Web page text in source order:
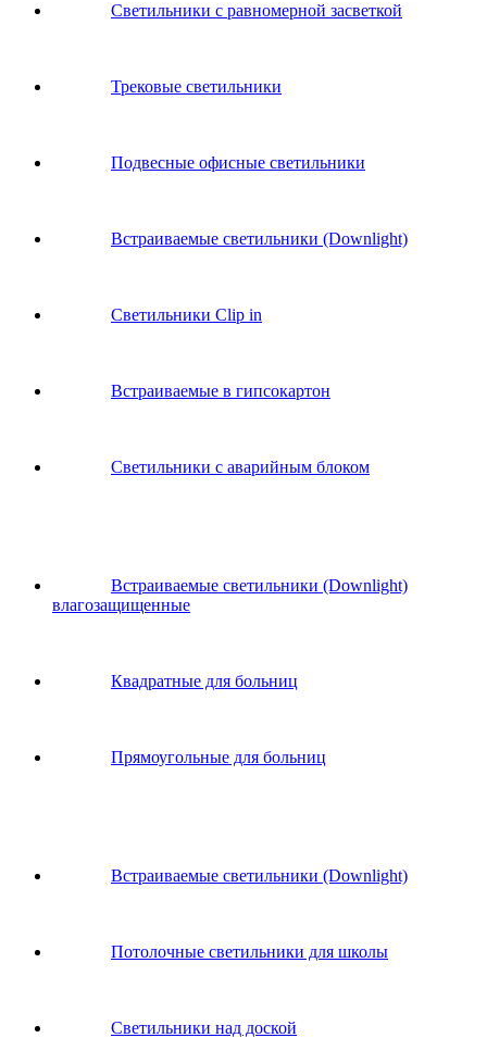
Светильники с равномерной засветкой
Трековые светильники
Подвесные офисные светильники
Встраиваемые светильники (Downlight)
Светильники Clip in
Встраиваемые в гипсокартон
Светильники с аварийным блоком
Встраиваемые светильники (Downlight)
влагозащищенные
Квадратные для больниц
Прямоугольные для больниц
Встраиваемые светильники (Downlight)
Потолочные светильники для школы
Светильники над доской